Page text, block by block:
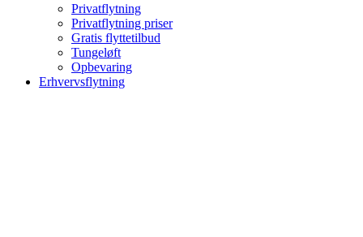
Privatflytning
Privatflytning priser
Gratis flyttetilbud
Tungeløft
Opbevaring
Erhvervsflytning